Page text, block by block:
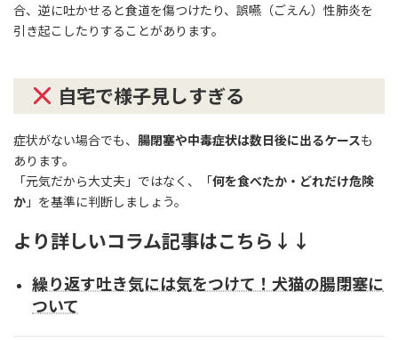
合、逆に吐かせると食道を傷つけたり、誤嚥（ごえん）性肺炎を
引き起こしたりすることがあります。
自宅で様子見しすぎる
症状がない場合でも、 腸閉塞や中毒症状は数日後に出るケースも
あります。
「元気だから大丈夫」ではなく、「何を食べたか・どれだけ危険
か 」を基準に判断しましょう。
より詳しいコラム記事はこちら↓↓
繰り返す吐き気には気をつけて！犬猫の腸閉塞に
ついて